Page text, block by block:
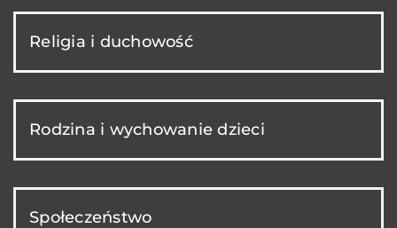
Religia i duchowość
Rodzina i wychowanie dzieci
Społeczeństwo